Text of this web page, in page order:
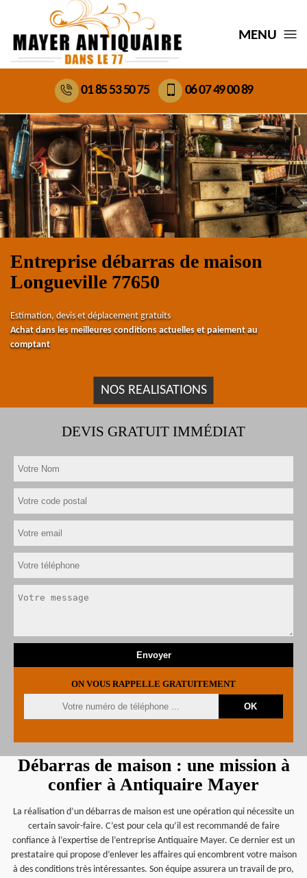
MENU
01 85 53 50 75 06 07 49 00 89
Entreprise débarras de maison
Longueville 77650
Estimation, devis et déplacement gratuits
Achat dans les meilleures conditions actuelles et paiement au
comptant
NOS REALISATIONS
DEVIS GRATUIT IMMÉDIAT
ON VOUS RAPPELLE GRATUITEMENT
Débarras de maison : une mission à
confier à Antiquaire Mayer
La réalisation d’un débarras de maison est une opération qui nécessite un
certain savoir-faire. C’est pour cela qu’il est recommandé de faire
confiance à l’expertise de l’entreprise Antiquaire Mayer. Ce dernier est un
prestataire qui propose d’enlever les affaires qui encombrent votre maison
à des conditions très intéressantes. Son équipe assurera un travail de pro,